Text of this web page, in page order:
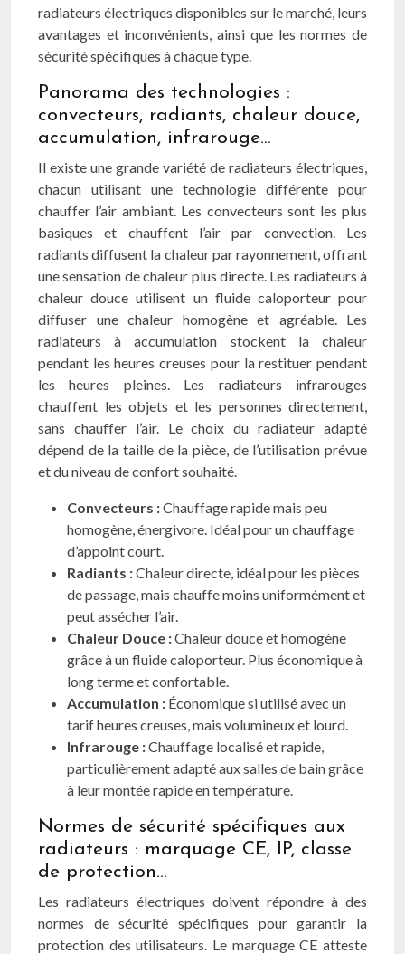
radiateurs électriques disponibles sur le marché, leurs
avantages et inconvénients, ainsi que les normes de
sécurité spécifiques à chaque type.
Panorama des technologies :
convecteurs, radiants, chaleur douce,
accumulation, infrarouge…
Il existe une grande variété de radiateurs électriques,
chacun utilisant une technologie différente pour
chauffer l’air ambiant. Les convecteurs sont les plus
basiques et chauffent l’air par convection. Les
radiants diffusent la chaleur par rayonnement, offrant
une sensation de chaleur plus directe. Les radiateurs à
chaleur douce utilisent un fluide caloporteur pour
diffuser une chaleur homogène et agréable. Les
radiateurs à accumulation stockent la chaleur
pendant les heures creuses pour la restituer pendant
les heures pleines. Les radiateurs infrarouges
chauffent les objets et les personnes directement,
sans chauffer l’air. Le choix du radiateur adapté
dépend de la taille de la pièce, de l’utilisation prévue
et du niveau de confort souhaité.
Convecteurs :Chauffage rapide mais peu
homogène, énergivore. Idéal pour un chauffage
d’appoint court.
Radiants :Chaleur directe, idéal pour les pièces
de passage, mais chauffe moins uniformément et
peut assécher l’air.
Chaleur Douce :Chaleur douce et homogène
grâce à un fluide caloporteur. Plus économique à
long terme et confortable.
Accumulation : Économique si utilisé avec un
tarif heures creuses, mais volumineux et lourd.
Infrarouge :Chauffage localisé et rapide,
particulièrement adapté aux salles de bain grâce
à leur montée rapide en température.
Normes de sécurité spécifiques aux
radiateurs : marquage CE, IP, classe
de protection…
Les radiateurs électriques doivent répondre à des
normes de sécurité spécifiques pour garantir la
protection des utilisateurs. Le marquage CE atteste